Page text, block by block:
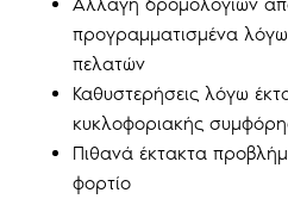
προγραμματισμένα
πελατών
Καθυστερήσεις λόγω
κυκλοφοριακής
Πιθανά έκτακτα
φορτίο